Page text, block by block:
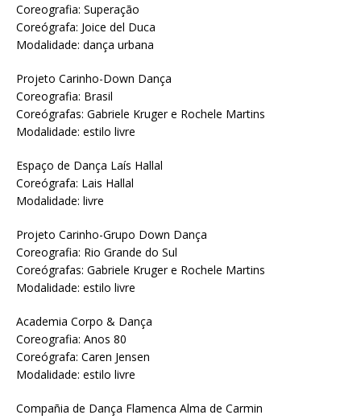
Coreografia: Superação
Coreógrafa: Joice del Duca
Modalidade: dança urbana
Projeto Carinho-Down Dança
Coreografia: Brasil
Coreógrafas: Gabriele Kruger e Rochele Martins
Modalidade: estilo livre
Espaço de Dança Laís Hallal
Coreógrafa: Lais Hallal
Modalidade: livre
Projeto Carinho-Grupo Down Dança
Coreografia: Rio Grande do Sul
Coreógrafas: Gabriele Kruger e Rochele Martins
Modalidade: estilo livre
Academia Corpo & Dança
Coreografia: Anos 80
Coreógrafa: Caren Jensen
Modalidade: estilo livre
Compañia de Dança Flamenca Alma de Carmin